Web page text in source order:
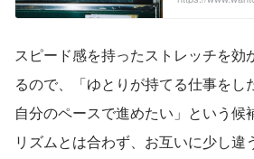
スピード感を持ったストレッチを効
るので、「ゆとりが持てる仕事をし
自分のペースで進めたい」という候
リズムとは合わず、お互いに少し違